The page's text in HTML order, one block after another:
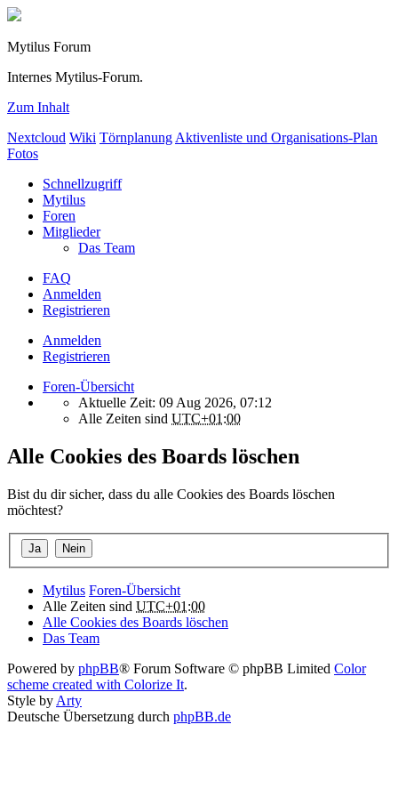
Mytilus Forum
Internes Mytilus-Forum.
Zum Inhalt
Nextcloud Wiki Törnplanung Aktivenliste und Organisations-Plan
Fotos
Schnellzugriff
Mytilus
Foren
Mitglieder
Das Team
FAQ
Anmelden
Registrieren
Anmelden
Registrieren
Foren-Übersicht
Aktuelle Zeit: 09 Aug 2026, 07:12
Alle Zeiten sind UTC+01:00
Alle Cookies des Boards löschen
Bist du dir sicher, dass du alle Cookies des Boards löschen
möchtest?
Mytilus Foren-Übersicht
Alle Zeiten sind UTC+01:00
Alle Cookies des Boards löschen
Das Team
Powered by phpBB® Forum Software © phpBB Limited Color
scheme created with Colorize It.
Style byArty
Deutsche Übersetzung durch phpBB.de